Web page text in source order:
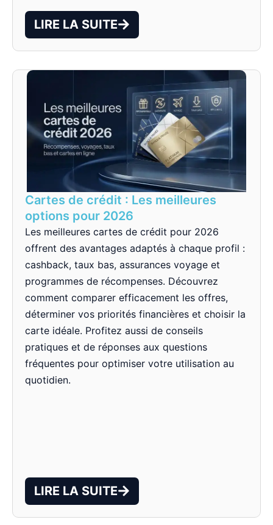
LIRE LA SUITE
Cartes de crédit : Les meilleures
options pour 2026
Les meilleures cartes de crédit pour 2026
offrent des avantages adaptés à chaque profil :
cashback, taux bas, assurances voyage et
programmes de récompenses. Découvrez
comment comparer efficacement les offres,
déterminer vos priorités financières et choisir la
carte idéale. Profitez aussi de conseils
pratiques et de réponses aux questions
fréquentes pour optimiser votre utilisation au
quotidien.
LIRE LA SUITE